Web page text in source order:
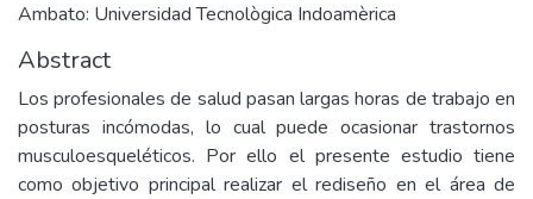
Ambato: Universidad Tecnològica Indoamèrica
Abstract
Los profesionales de salud pasan largas horas de trabajo en
posturas incómodas, lo cual puede ocasionar trastornos
musculoesqueléticos. Por ello el presente estudio tiene
como objetivo principal realizar el rediseño en el área de